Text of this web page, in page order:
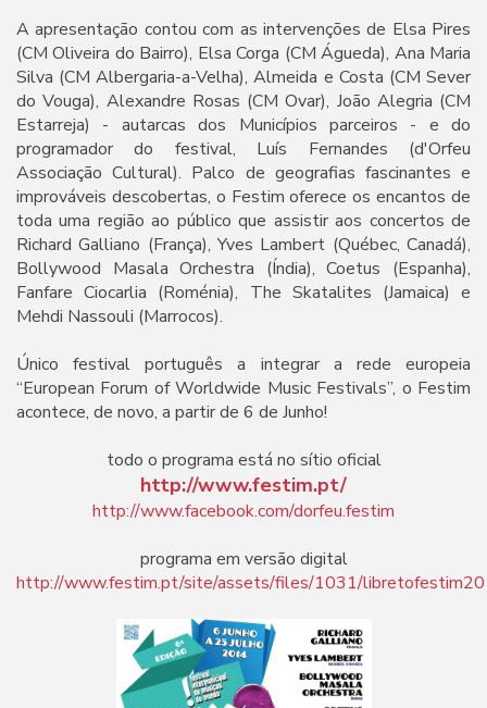
A apresentação contou com as intervenções de Elsa Pires
(CM Oliveira do Bairro), Elsa Corga (CM Águeda), Ana Maria
Silva (CM Albergaria-a-Velha), Almeida e Costa (CM Sever
do Vouga), Alexandre Rosas (CM Ovar), João Alegria (CM
Estarreja) - autarcas dos Municípios parceiros - e do
programador do festival, Luís Fernandes (d'Orfeu
Associação Cultural). Palco de geografias fascinantes e
improváveis descobertas, o Festim oferece os encantos de
toda uma região ao público que assistir aos concertos de
Richard Galliano (França), Yves Lambert (Québec, Canadá),
Bollywood Masala Orchestra (Índia), Coetus (Espanha),
Fanfare Ciocarlia (Roménia), The Skatalites (Jamaica) e
Mehdi Nassouli (Marrocos).
Único festival português a integrar a rede europeia
“European Forum of Worldwide Music Festivals”, o Festim
acontece, de novo, a partir de 6 de Junho!
todo o programa está no sítio oficial
http://www.festim.pt/
http://www.facebook.com/dorfeu.festim
programa em versão digital
http://www.festim.pt/site/assets/files/1031/